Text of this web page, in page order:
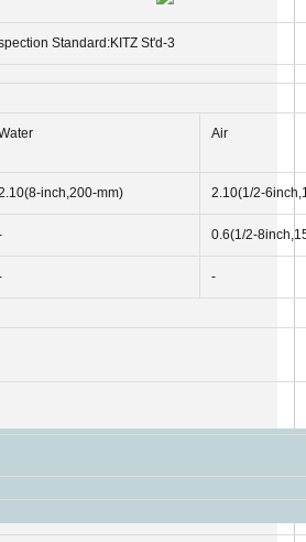
Standard:KITZ St'd-3
Air
inch,200-mm) 2.10(1/2-
0.6(1/2-
-